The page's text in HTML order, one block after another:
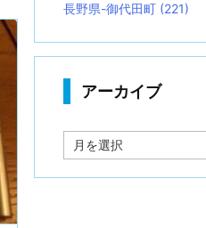
長野県-御代田町 (221)
アーカイブ
ー